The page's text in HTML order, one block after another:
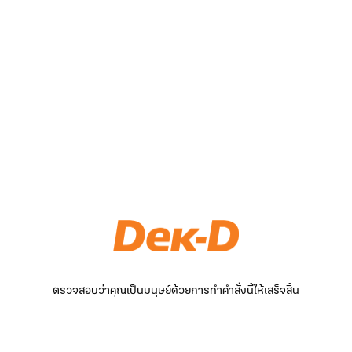
ตรวจสอบว่าคุณเป็นมนุษย์ด้วยการทำคำสั่งนี้ให้เสร็จสิ้น